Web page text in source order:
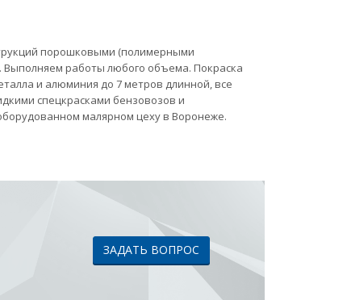
порошковыми (полимерными
работы любого объема. Покраска
и алюминия до 7 метров длинной, все
спецкрасками бензовозов и
малярном цеху в Воронеже.
ЗАДАТЬ ВОПРОС